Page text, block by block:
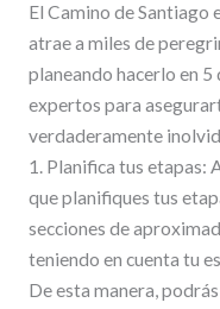
El Camino de Santiago
atrae a miles de
planeando hacerlo en 5
expertos para
verdaderamente
1. Planifica tus etapas:
que planifiques tus
secciones de
teniendo en cuenta tu
De esta manera,